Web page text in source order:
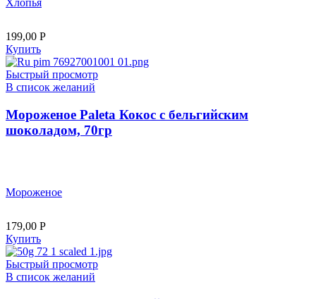
Хлопья
199,00 Р
Купить
Быстрый просмотр
В список желаний
Мороженое Paleta Кокос с бельгийским
шоколадом, 70гр
Мороженое
179,00 Р
Купить
Быстрый просмотр
В список желаний